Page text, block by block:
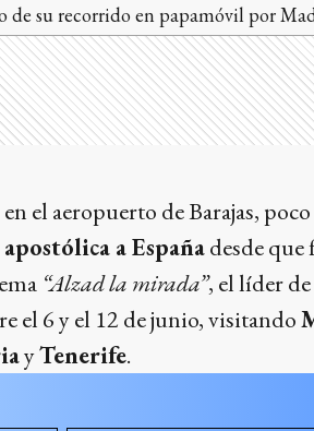
de su recorrido en papamóvil por
el aeropuerto de Barajas,
a Españadesde
“Alzad la mirada”, el líder
el 6 y el 12 de junio, visitando
yTenerife.